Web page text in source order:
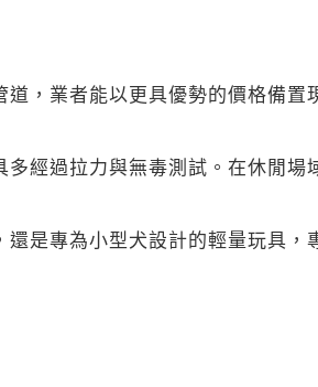
道，業者能以更具優勢的價格備
多經過拉力與無毒測試。在休閒
是專為小型犬設計的輕量玩具，